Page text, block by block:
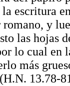
escritura
y
las hojas
lo cual en
más
13.78-